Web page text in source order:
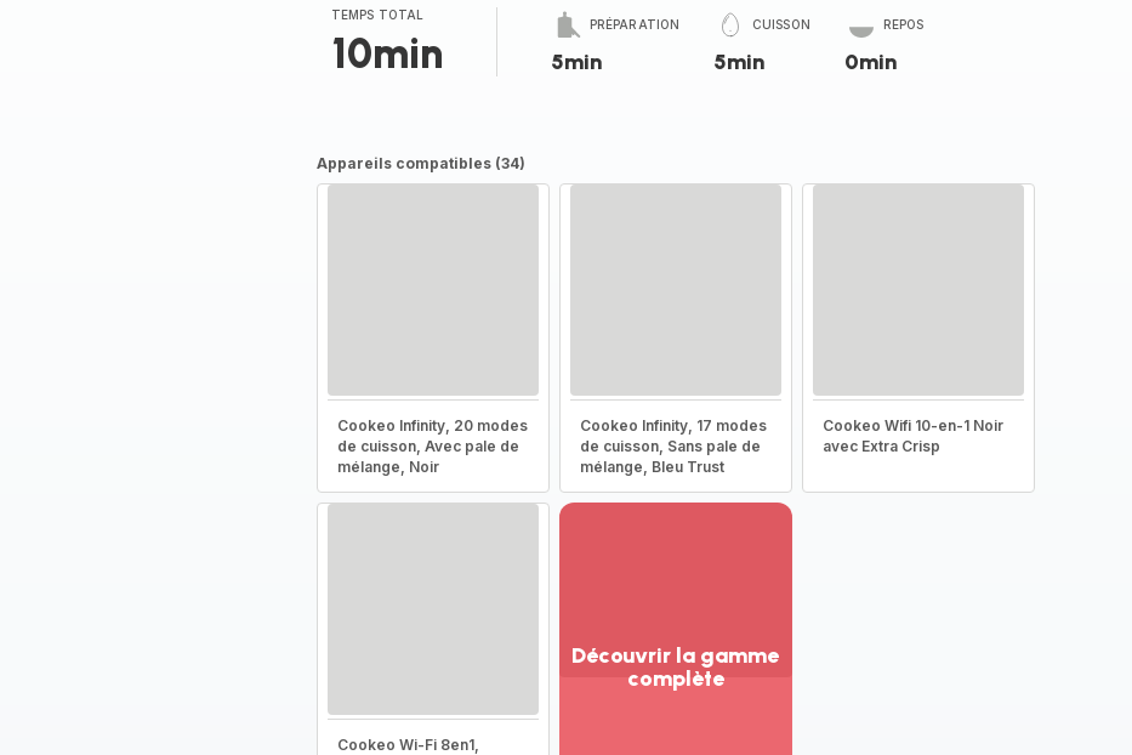
TEMPS TOTAL
10min
PRÉPARATION
5min
CUISSON
5min
REPOS
0min
Appareils compatibles (34)
Cookeo Infinity, 20 modes
de cuisson, Avec pale de
mélange, Noir
Cookeo Infinity, 17 modes
de cuisson, Sans pale de
mélange, Bleu Trust
Cookeo Wifi 10-en-1 Noir
avec Extra Crisp
Cookeo Wi-Fi 8en1,
Découvrir la gamme
complète